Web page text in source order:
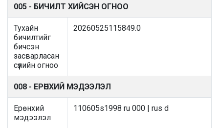
005 - БИЧИЛТ ХИЙСЭН ОГНОО
Тухайн
бичилтийг
бичсэн
засварласан
сүүлийн огноо
20260525115849.0
008 - ЕРӨНХИЙ МЭДЭЭЛЭЛ
Ерөнхий
мэдээлэл
110605s1998 ru 000 | rus d